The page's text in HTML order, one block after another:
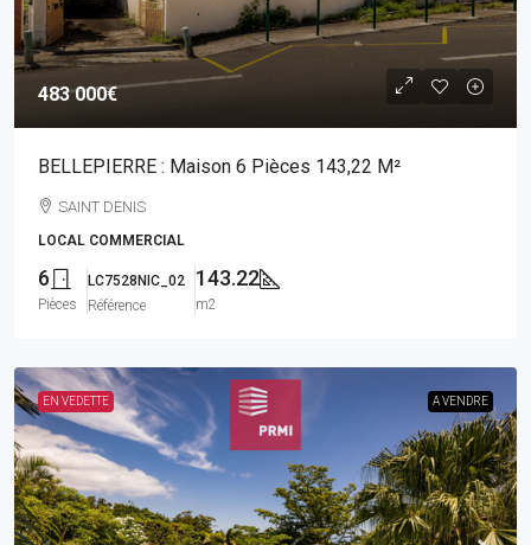
483 000€
BELLEPIERRE : Maison 6 Pièces 143,22 M²
SAINT DENIS
LOCAL COMMERCIAL
6
Pièces
LC7528NIC_02
Référence
143.22
m2
EN VEDETTE A VENDRE